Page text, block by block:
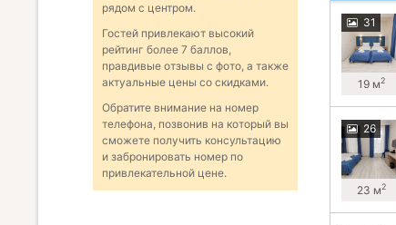
31
19 м2
26
23 м2
рядом с центром.
Гостей привлекают высокий
рейтинг более 7 баллов,
правдивые отзывы с фото, а также
актуальные цены со скидками.
Обратите внимание на номер
телефона, позвонив на который вы
сможете получить консультацию
и забронировать номер по
привлекательной цене.